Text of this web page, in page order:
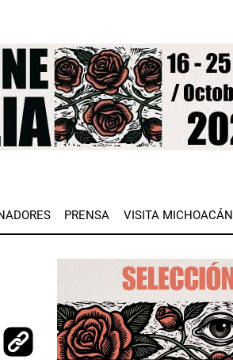
PRENSA VISITA MICHOACÁN